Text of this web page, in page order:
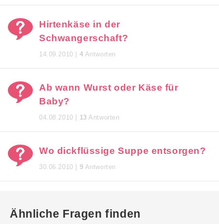
Hirtenkäse in der
Schwangerschaft?
14.09.2010 | 4 Antworten
Ab wann Wurst oder Käse für
Baby?
04.08.2010 | 13 Antworten
Wo dickflüssige Suppe entsorgen?
30.06.2010 | 9 Antworten
Ähnliche Fragen finden